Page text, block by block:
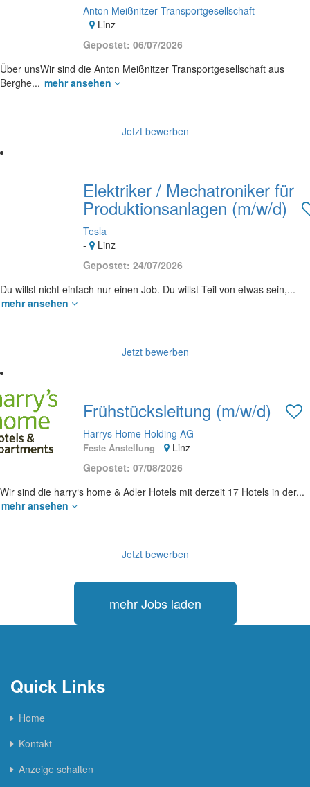
Anton Meißnitzer Transportgesellschaft
-
Linz
Gepostet: 06/07/2026
Jetzt bewerben
Über unsWir sind die Anton Meißnitzer Transportgesellschaft aus
Berghe... mehr ansehen
Elektriker / Mechatroniker für
Produktionsanlagen (m/w/d)
Tesla
-
Linz
Gepostet: 24/07/2026
Jetzt bewerben
Du willst nicht einfach nur einen Job. Du willst Teil von etwas sein,...
mehr ansehen
Frühstücksleitung (m/w/d)
Harrys Home Holding AG
Feste Anstellung -
Linz
Gepostet: 07/08/2026
Jetzt bewerben
Wir sind die harry‘s home & Adler Hotels mit derzeit 17 Hotels in der...
mehr ansehen
mehr Jobs laden
Quick Links
Home
Kontakt
Anzeige schalten